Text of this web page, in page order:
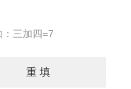
三加四=7